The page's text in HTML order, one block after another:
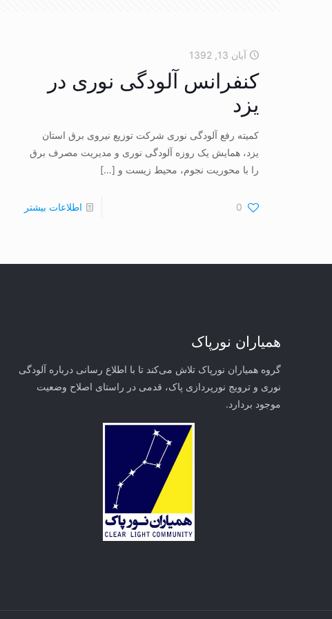
آبان 13, 1392
کنفرانس آلودگی نوری در
یزد
کمیته رفع آلودگی نوری شرکت توزیع نیروی برق استان
یزد، همایش یک روزه آلودگی نوری و مدیریت مصرف برق
را با محوریت نجوم، محیط زیست و […]
0 اطلاعات بیشتر
همیاران نورپاک
گروه همیاران نورپاک تلاش می‌کند تا با اطلاع رسانی درباره آلودگی
نوری و ترویج نورپردازی پاک، قدمی در راستای‌ اصلاح وضعیت
موجود بردارد.